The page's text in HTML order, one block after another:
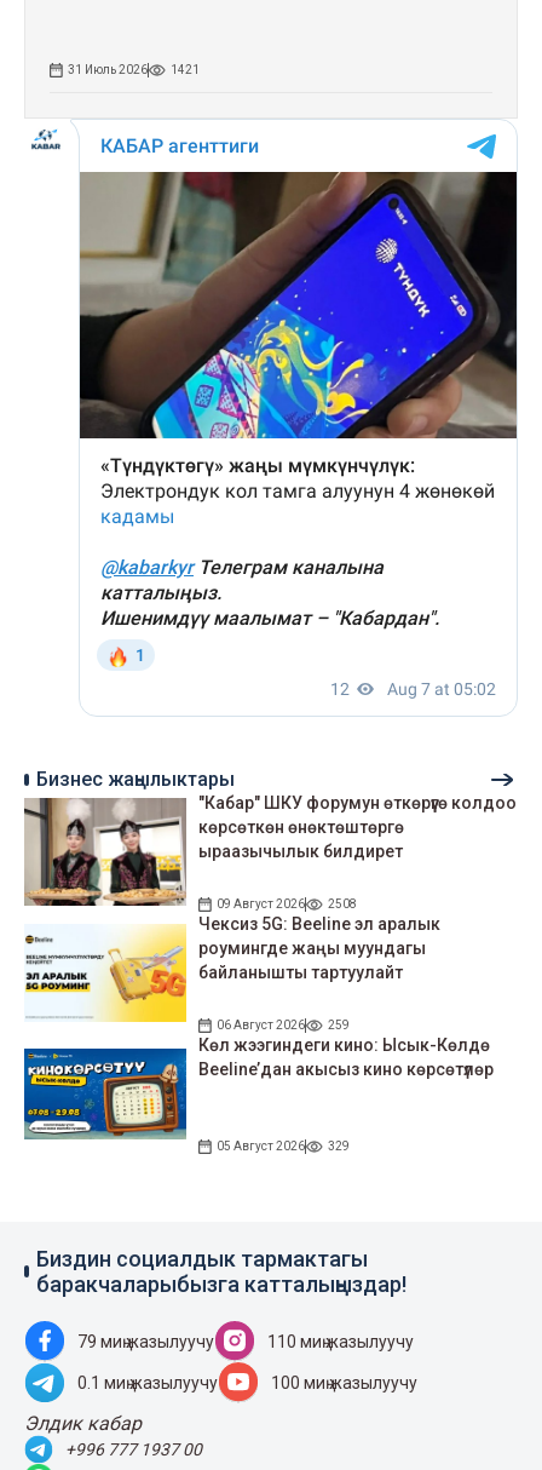
31 Июль 2026 1421
Бизнес жаңылыктары
"Кабар" ШКУ форумун өткөрүүгө колдоо
көрсөткөн өнөктөштөргө
ыраазычылык билдирет
09 Август 2026 2508
Чексиз 5G: Beeline эл аралык
роумингде жаңы муундагы
байланышты тартуулайт
06 Август 2026 259
Көл жээгиндеги кино: Ысык-Көлдө
Beeline’дан акысыз кино көрсөтүлөр
05 Август 2026 329
Биздин социалдык тармактагы
баракчаларыбызга катталыңыздар!
79 миң жазылуучу 110 миң жазылуучу
0.1 миң жазылуучу 100 миң жазылуучу
Элдик кабар
+996 777 1937 00